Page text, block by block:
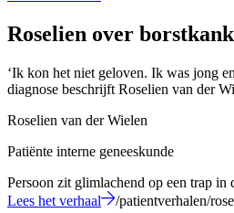
Roselien over
‘Ik kon het niet geloven. Ik was jong
diagnose beschrijft Roselien van der
Roselien van der Wielen
Patiënte interne geneeskunde
Persoon zit glimlachend op een trap in
Lees het verhaal
/patientverhalen/